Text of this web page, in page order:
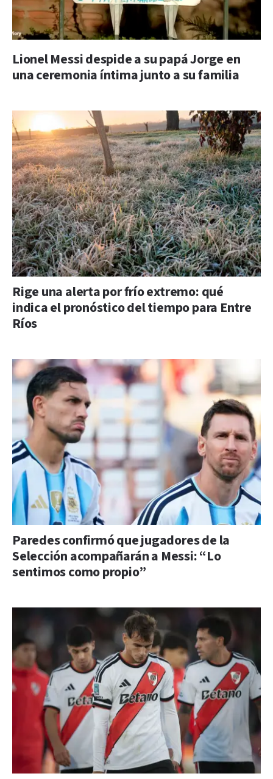
Lionel Messi despide a su papá Jorge en
una ceremonia íntima junto a su familia
Rige una alerta por frío extremo: qué
indica el pronóstico del tiempo para Entre
Ríos
Paredes confirmó que jugadores de la
Selección acompañarán a Messi: “Lo
sentimos como propio”